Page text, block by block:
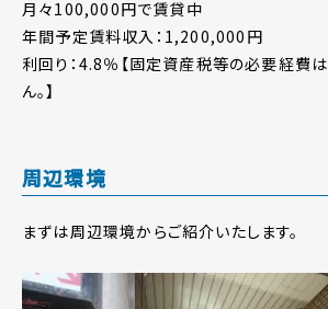
月々100,000円で賃貸中
年間予定賃料収入：1,200,000円
利回り：4.8％【固定資産税等の必要経費
ん。】
周辺環境
まずは周辺環境からご紹介いたします。